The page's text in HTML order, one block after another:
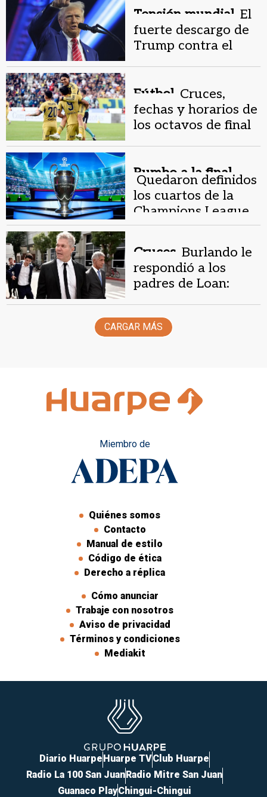
Tensión mundial. El
fuerte descargo de
Trump contra el
Fútbol. Cruces,
fechas y horarios de
los octavos de final
Rumbo a la final.
Quedaron definidos
los cuartos de la
Champions League
con cruces de alto
Cruces. Burlando le
respondió a los
padres de Loan:
a políticos”
CARGAR MÁS
Miembro de
Quiénes somos
Contacto
Manual de estilo
Código de ética
Derecho a réplica
Cómo anunciar
Trabaje con nosotros
Aviso de privacidad
Términos y condiciones
Mediakit
Diario HuarpeHuarpe TVClub Huarpe
Radio La 100 San JuanRadio Mitre San Juan
Guanaco PlayChingui-Chingui